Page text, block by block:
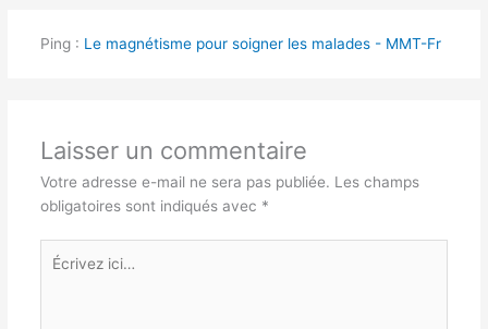
Ping : Le magnétisme pour soigner les malades - MMT-Fr
Laisser un commentaire
Votre adresse e-mail ne sera pas publiée. Les champs
obligatoires sont indiqués avec *
Écrivez
ici…